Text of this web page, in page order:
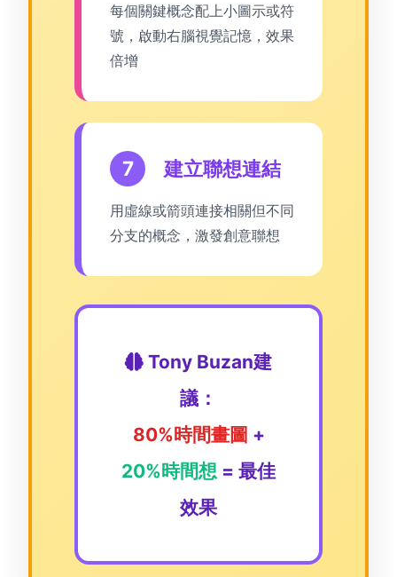
每個關鍵概念配上小圖示或符
號，啟動右腦視覺記憶，效果
倍增
7 建立聯想連結
用虛線或箭頭連接相關但不同
分支的概念，激發創意聯想
Tony Buzan建
議：
80%時間畫圖 +
20%時間想 = 最佳
效果